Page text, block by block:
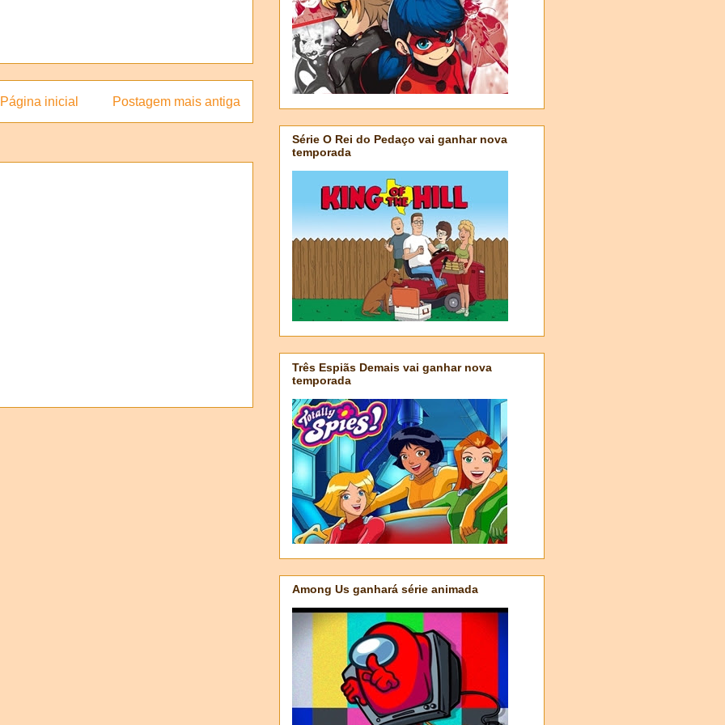
Postagem mais antiga
Página inicial
Série O Rei do Pedaço vai ganhar nova
temporada
Três Espiãs Demais vai ganhar nova
temporada
Among Us ganhará série animada